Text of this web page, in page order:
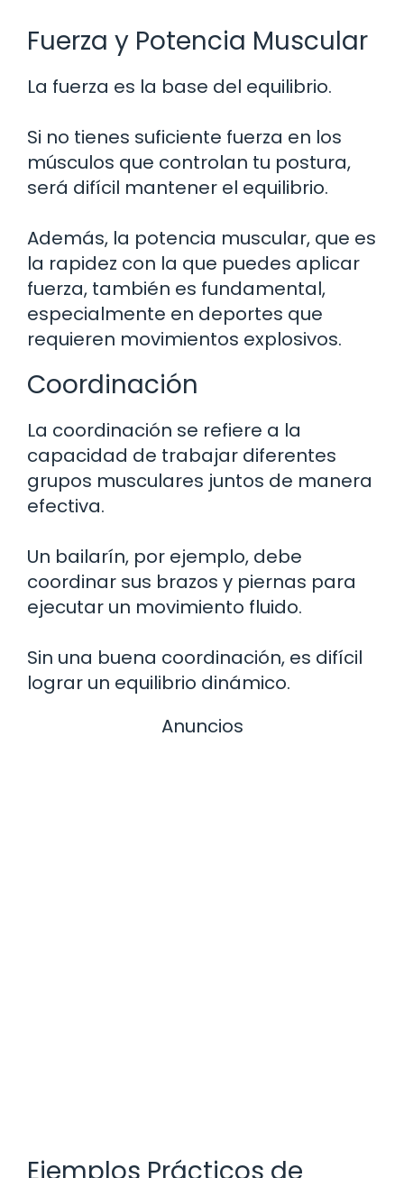
Fuerza y Potencia Muscular
La fuerza es la base del equilibrio.
Si no tienes suficiente fuerza en los
músculos que controlan tu postura,
será difícil mantener el equilibrio.
Además, la potencia muscular, que es
la rapidez con la que puedes aplicar
fuerza, también es fundamental,
especialmente en deportes que
requieren movimientos explosivos.
Coordinación
La coordinación se refiere a la
capacidad de trabajar diferentes
grupos musculares juntos de manera
efectiva.
Un bailarín, por ejemplo, debe
coordinar sus brazos y piernas para
ejecutar un movimiento fluido.
Sin una buena coordinación, es difícil
lograr un equilibrio dinámico.
Anuncios